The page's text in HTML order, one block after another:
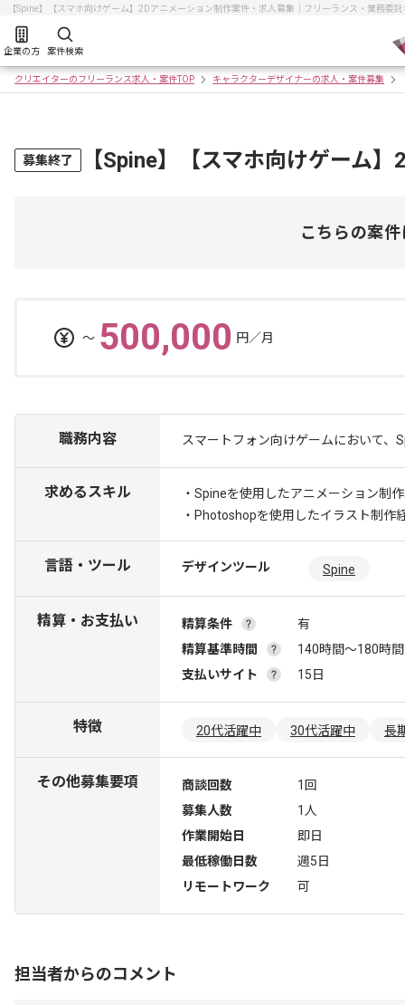
【Spine】【スマホ向けゲーム】2Dアニメーション制作案件・求人募集｜フリーランス・業務委
企業の方 案件検索
クリエイターのフリーランス求人・案件TOP キャラクターデザイナーの求人・案件募集
募集終了 【Spine】【スマホ向けゲーム
こちらの案
〜 500,000 円／月
職務内容 スマートフォン向けゲームにおいて、
求めるスキル
・Spineを使用したアニメーション制
・Photoshopを使用したイラスト制作
言語・ツール デザインツール Spine
精算・お支払い 精算条件
有
精算基準時間
140時間〜180時間
支払いサイト
15日
特徴 20代活躍中 30代活躍中 長
その他募集要項 商談回数
1回
募集人数
1人
作業開始日
即日
最低稼働日数
週5日
リモートワーク
可
担当者からのコメント